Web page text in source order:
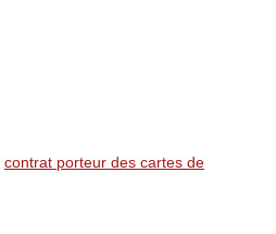
contrat porteur des cartes de